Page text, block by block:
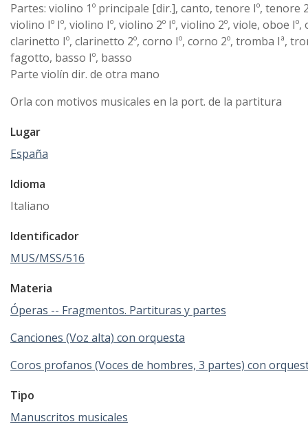
Partes: violino 1º principale [dir.], canto, tenore Iº, tenore
violino Iº Iº, violino Iº, violino 2º Iº, violino 2º, viole, oboe Iº,
clarinetto Iº, clarinetto 2º, corno Iº, corno 2º, tromba Iª,
fagotto, basso Iº, basso
Parte violín dir. de otra mano
Orla con motivos musicales en la port. de la partitura
Lugar
España
Idioma
Italiano
Identificador
MUS/MSS/516
Materia
Óperas -- Fragmentos. Partituras y partes
Canciones (Voz alta) con orquesta
Coros profanos (Voces de hombres, 3 partes) con
Tipo
Manuscritos musicales